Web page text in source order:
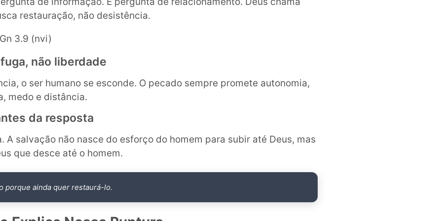
restauração, não desistência.
3.9 (nvi)
não liberdade
o ser humano se esconde. O pecado sempre promete autonomia,
medo e distância.
da resposta
A salvação não nasce do esforço do homem para subir até Deus, mas
que desce até o homem.
porque ainda quer restaurá-lo.